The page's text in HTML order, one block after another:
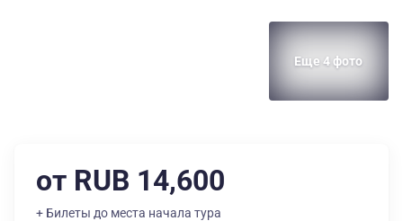
Еще 4 фото
от RUB 14,600
+ Билеты до места начала тура